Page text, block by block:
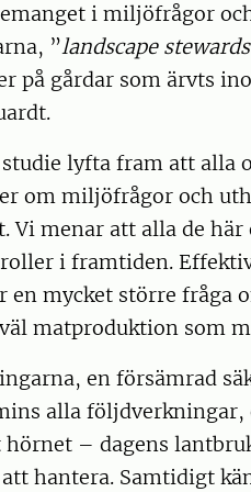
i miljöfrågor
”landscape
på gårdar som ärvts
lyfta fram att alla
om miljöfrågor och
Vi menar att alla de
i framtiden.
en mycket större fråga
matproduktion som
en försämrad
alla följdverkningar,
– dagens
hantera. Samtidigt